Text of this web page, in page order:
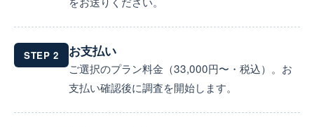
STEP 2 お支払い
ご選択のプラン料金（33,000円〜・税込）。お
支払い確認後に調査を開始します。